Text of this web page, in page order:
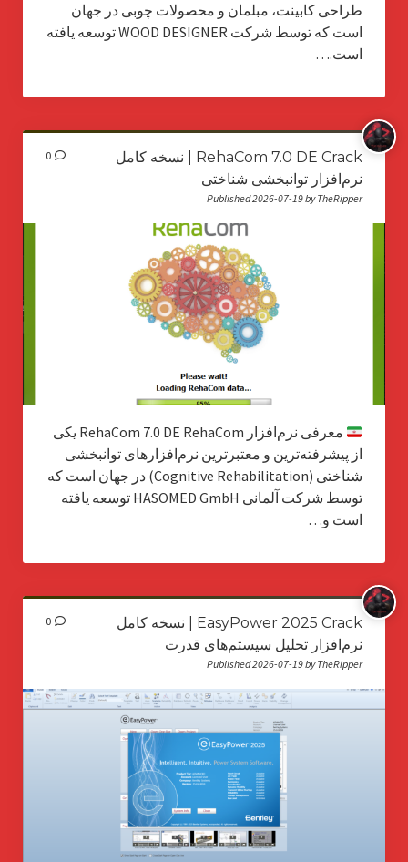
طراحی کابینت، مبلمان و محصولات چوبی در جهان
است که توسط شرکت WOOD DESIGNER توسعه یافته
است.…
RehaCom 7.0 DE Crack | نسخه کامل
نرم‌افزار توانبخشی شناختی
Published 2026-07-19 by TheRipper
0
معرفی نرم‌افزار RehaCom 7.0 DE RehaCom یکی
از پیشرفته‌ترین و معتبرترین نرم‌افزارهای توانبخشی
شناختی (Cognitive Rehabilitation) در جهان است که
توسط شرکت آلمانی HASOMED GmbH توسعه یافته
است و…
EasyPower 2025 Crack | نسخه کامل
نرم‌افزار تحلیل سیستم‌های قدرت
Published 2026-07-19 by TheRipper
0